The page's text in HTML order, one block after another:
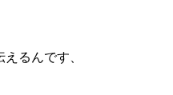
るんです、